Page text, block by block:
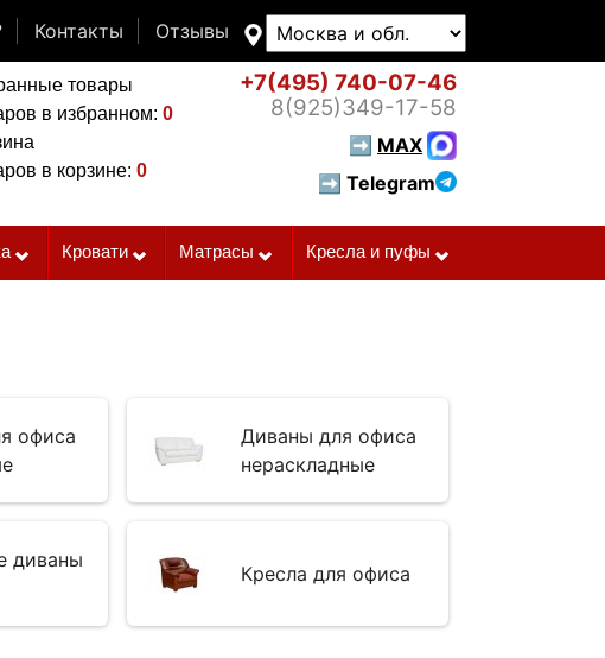
Контакты Отзывы
товары
в избранном: 0
в корзине: 0
+7(495) 740-07-46
8(925)349-17-58
➡ MAX
➡ Telegram
Кровати Матрасы Кресла и пуфы
офиса
Диваны для офиса
нераскладные
диваны
Кресла для офиса